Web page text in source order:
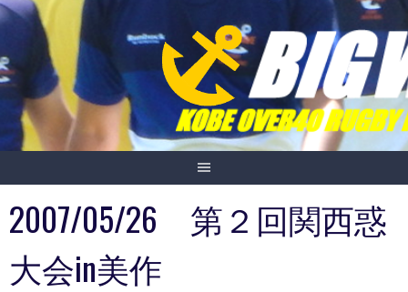
Skip
content
2007/05/26 第２回関西惑
大会in美作